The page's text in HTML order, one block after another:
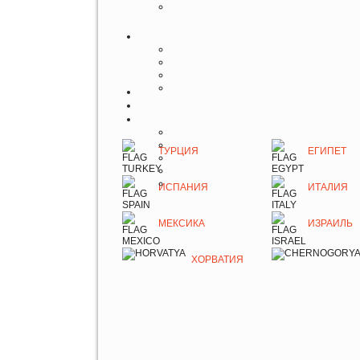
ТУРЦИЯ ЕГИПЕТ
ИСПАНИЯ ИТАЛИЯ
МЕКСИКА ИЗРАИЛЬ
ХОРВАТИЯ